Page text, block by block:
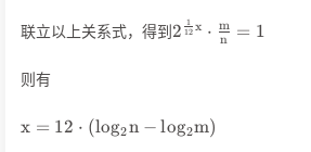
联立以上关系式，得到2^{\frac{1}
{12}x}
{n}=1
2 12
1 x ⋅ n
m = 1
则有
x = 12
x = 12 ⋅ (log2n − log2m)